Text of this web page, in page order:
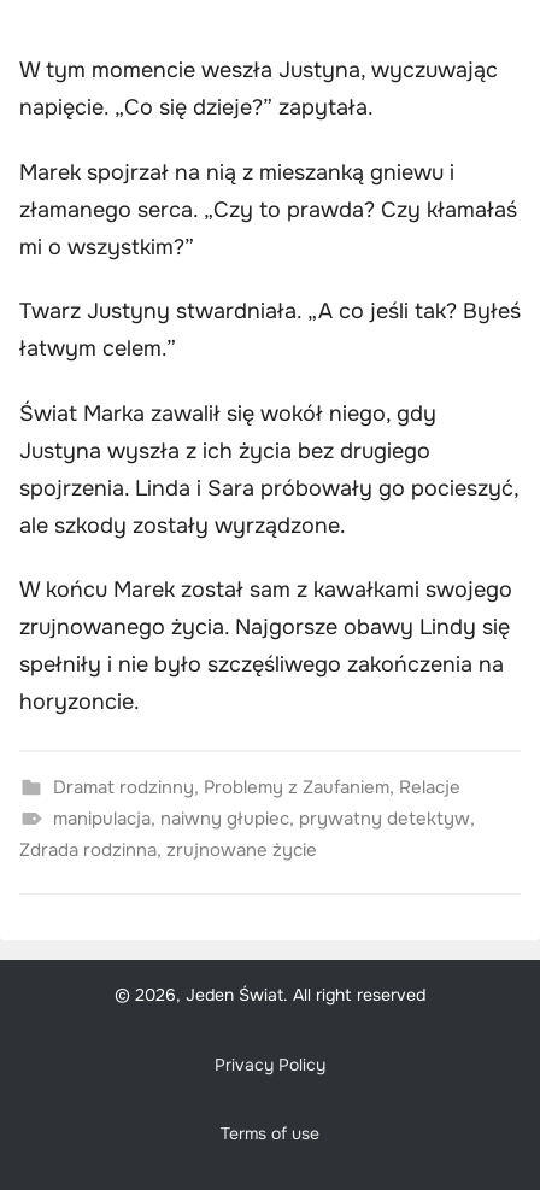
W tym momencie weszła Justyna, wyczuwając
napięcie. „Co się dzieje?” zapytała.
Marek spojrzał na nią z mieszanką gniewu i
złamanego serca. „Czy to prawda? Czy kłamałaś
mi o wszystkim?”
Twarz Justyny stwardniała. „A co jeśli tak? Byłeś
łatwym celem.”
Świat Marka zawalił się wokół niego, gdy
Justyna wyszła z ich życia bez drugiego
spojrzenia. Linda i Sara próbowały go pocieszyć,
ale szkody zostały wyrządzone.
W końcu Marek został sam z kawałkami swojego
zrujnowanego życia. Najgorsze obawy Lindy się
spełniły i nie było szczęśliwego zakończenia na
horyzoncie.
Dramat rodzinny, Problemy z Zaufaniem, Relacje
manipulacja, naiwny głupiec, prywatny detektyw,
Zdrada rodzinna, zrujnowane życie
© 2026, Jeden Świat. All right reserved
Privacy Policy
Terms of use